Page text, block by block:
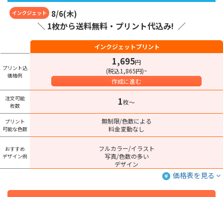
インクジェット 8/6(木)
＼ 1枚から送料無料・プリント代込み! ／
インクジェットプリント
プリント込
価格例
1,695円
(税込1,865円)~
作成に進む
注文可能
枚数
1枚〜
プリント
可能な色数
無制限/色数による
料金変動なし
おすすめ
デザイン例
フルカラー/イラスト
写真/色数の多い
デザイン
価格表を見る